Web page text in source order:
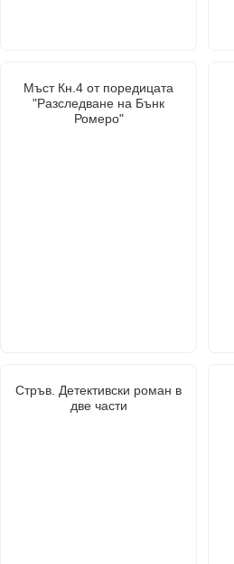
Мъст Кн.4 от поредицата
"Разследване на Бънк
Ромеро"
Стръв. Детективски роман в
две части